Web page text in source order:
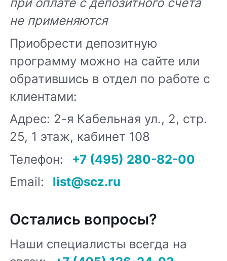
не применяются
Приобрести депозитную
программу можно на сайте или
обратившись в отдел по работе с
клиентами:
Адрес: 2-я Кабельная ул., 2, стр.
25, 1 этаж, кабинет 108
Телефон:
+7 (495) 280-82-00
Email:
list@scz.ru
Остались вопросы?
Наши специалисты всегда на